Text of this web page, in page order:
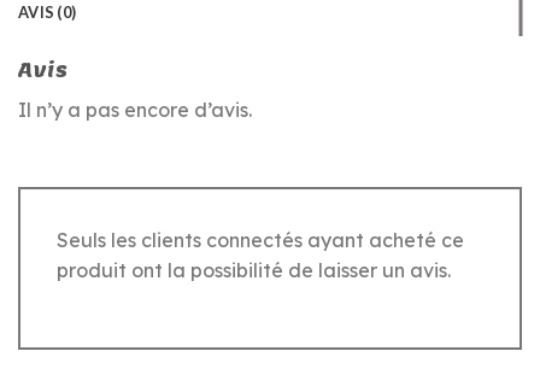
AVIS (0)
Avis
Il n’y a pas encore d’avis.
Seuls les clients connectés ayant acheté ce
produit ont la possibilité de laisser un avis.